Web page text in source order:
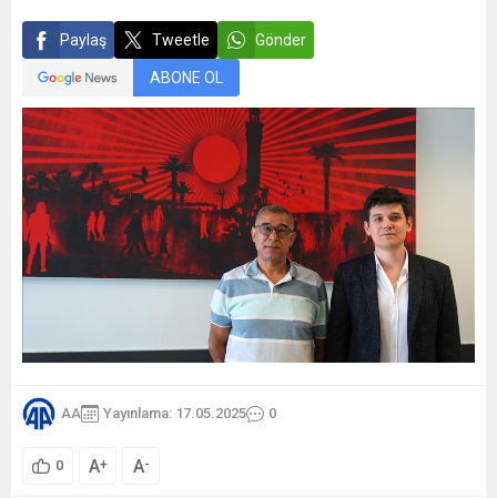
Paylaş Tweetle Gönder
ABONE OL
AA Yayınlama: 17.05.2025 0
0 A+ A-